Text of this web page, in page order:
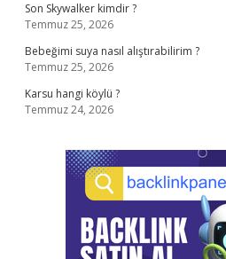
Son Skywalker kimdir ?
Temmuz 25, 2026
Bebeğimi suya nasıl alıştırabilirim ?
Temmuz 25, 2026
Karsu hangi köylü ?
Temmuz 24, 2026